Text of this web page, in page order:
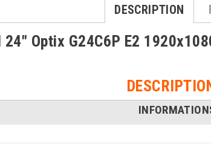
DESCRIPTION
24" Optix G24C6P E2